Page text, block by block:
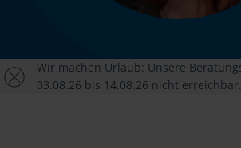
Wir machen Urlaub: Unsere
03.08.26 bis 14.08.26 nicht erreichbar.